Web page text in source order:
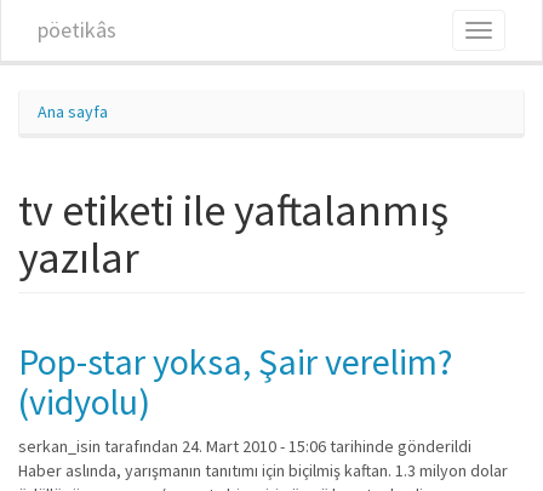
pöetikâs
Toggle
Ana sayfa
tv etiketi ile yaftalanmış
yazılar
Pop-star yoksa, Şair verelim?
(vidyolu)
serkan_isin tarafından 24. Mart 2010 - 15:06 tarihinde gönderildi
Haber aslında, yarışmanın tanıtımı için biçilmiş kaftan. 1.3 milyon dolar